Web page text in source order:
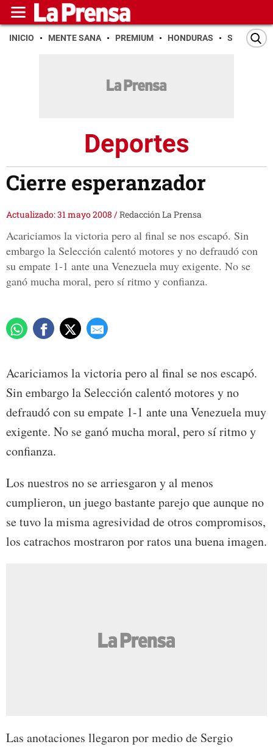
INICIO MENTE SANA PREMIUM HONDURAS SAN PEDRO
Deportes
Cierre esperanzador
Actualizado: 31 mayo 2008 /Redacción La Prensa
Acariciamos la victoria pero al final se nos escapó. Sin
embargo la Selección calentó motores y no defraudó con
su empate 1-1 ante una Venezuela muy exigente. No se
ganó mucha moral, pero sí ritmo y confianza.
Acariciamos la victoria pero al final se nos escapó.
Sin embargo la Selección calentó motores y no
defraudó con su empate 1-1 ante una Venezuela muy
exigente. No se ganó mucha moral, pero sí ritmo y
confianza.
Los nuestros no se arriesgaron y al menos
cumplieron, un juego bastante parejo que aunque no
se tuvo la misma agresividad de otros compromisos,
los catrachos mostraron por ratos una buena imagen.
Las anotaciones llegaron por medio de Sergio